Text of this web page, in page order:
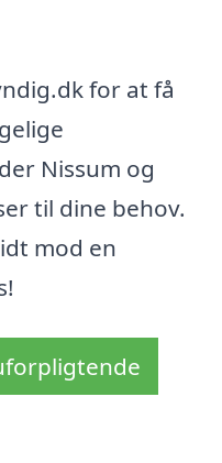
for at få
Nissum og
til dine behov.
mod en